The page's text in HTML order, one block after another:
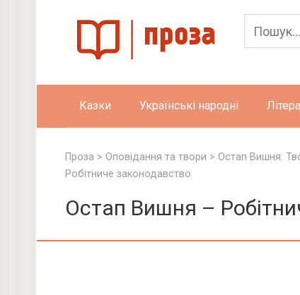
Казки Українські народні
Проза > Оповідання та твори > Остап Вишня:
Робітниче законодавство
Остап Вишня –